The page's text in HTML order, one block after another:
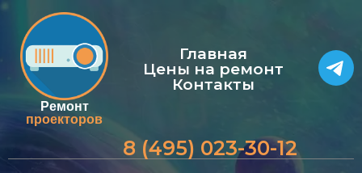
Ремонт
проекторов
Главная
Цены на ремонт
Контакты
8 (495) 023-30-12